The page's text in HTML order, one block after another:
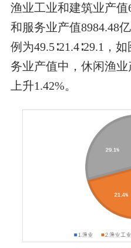
渔业工业和建筑业产值
和服务业产值8984.48
例为49.5∶21.4∶29.1，
务业产值中，休闲渔业
上升1.42%。